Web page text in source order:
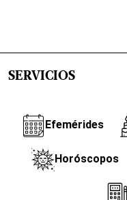
SERVICIOS
Efemérides
Horóscopos